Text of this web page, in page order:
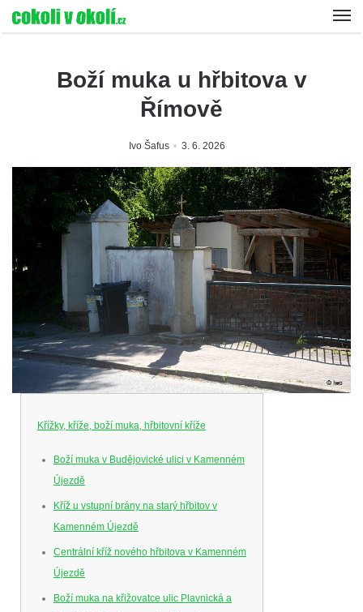
Boží muka u hřbitova v
Římově
Ivo Šafus 3. 6. 2026
Křížky, kříže, boží muka, hřbitovní kříže
Boží muka v Budějovické ulici v Kamenném
Újezdě
Kříž u vstupní brány na starý hřbitov v
Kamenném Újezdě
Centrální kříž nového hřbitova v Kamenném
Újezdě
Boží muka na křižovatce ulic Plavnická a